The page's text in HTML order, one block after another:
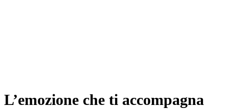
L’emozione che ti accompagna